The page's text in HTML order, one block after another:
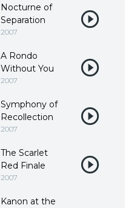
Nocturne of
Separation
2007
A Rondo
Without You
2007
Symphony of
Recollection
2007
The Scarlet
Red Finale
2007
Kanon at the